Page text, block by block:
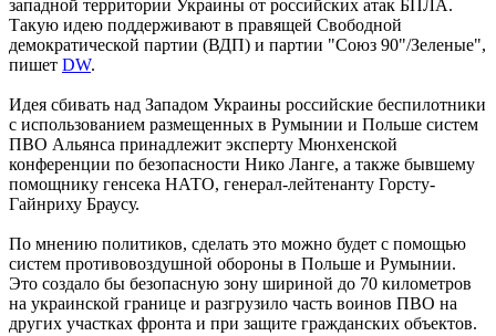
западной территории Украины от российских атак БПЛА.
Такую идею поддерживают в правящей Свободной
демократической партии (ВДП) и партии "Союз 90"/Зеленые",
пишет DW.
Идея сбивать над Западом Украины российские беспилотники
с использованием размещенных в Румынии и Польше систем
ПВО Альянса принадлежит эксперту Мюнхенской
конференции по безопасности Нико Ланге, а также бывшему
помощнику генсека НАТО, генерал-лейтенанту Горсту-
Гайнриху Браусу.
По мнению политиков, сделать это можно будет с помощью
систем противовоздушной обороны в Польше и Румынии.
Это создало бы безопасную зону шириной до 70 километров
на украинской границе и разгрузило часть воинов ПВО на
других участках фронта и при защите гражданских объектов.